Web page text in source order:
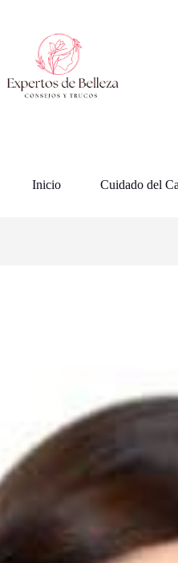
contenido
Inicio Cuidado del